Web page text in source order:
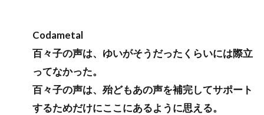
Codametal
百々子の声は、ゆいがそうだったくらいには際立
ってなかった。
百々子の声は、殆どもあの声を補完してサポート
するためだけにここにあるように思える。